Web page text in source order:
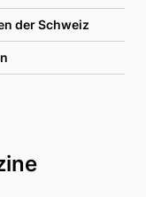
der Schweiz